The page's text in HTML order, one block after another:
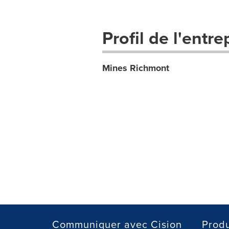
Profil de
Mines Richmont
Communiquer avec Cision